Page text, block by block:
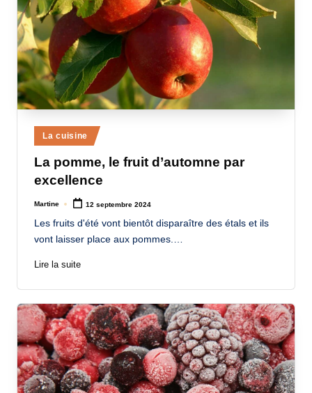
Posted
in
La cuisine
La pomme, le fruit d’automne par
excellence
Posted
Martine 12 septembre 2024
Les fruits d'été vont bientôt disparaître des étals et ils
vont laisser place aux pommes.…
Lire la suite